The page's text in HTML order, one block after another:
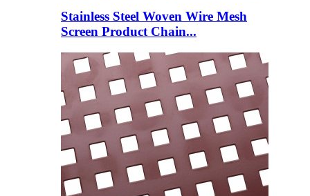
Stainless Steel Woven Wire Mesh
Screen Product Chain...